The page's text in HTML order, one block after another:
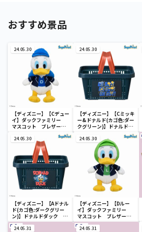
おすすめ景品
24.05.30
【ディズニー】【Cデュー
イ】ダックファミリー
マスコット ブレザーコ
24.05.30
【ディズニー】【Cミッキ
ー&ドナルド(カゴ色:ダー
クグリーン)】ドナルドダ
ック ミニメッシュカゴ
24.05.30
【ディズニー】【Aドナル
ド(カゴ色:ダークグリー
ン)】ドナルドダック ミ
ニメッシュカゴ
24.05.30
【ディズニー】【Dルー
イ】ダックファミリー
マスコット ブレザーコ
スチューム
24.05.31 24.05.31